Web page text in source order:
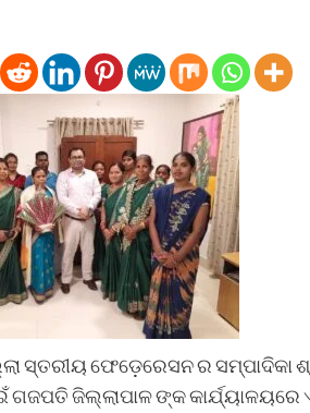
ସ୍ତରୀୟ ଫେଡ଼େରେସନ ର ସମ୍ପାଦିକା
ଗଜପତି ଜିଲ୍ଲାପାଳ ଙ୍କ କାର୍ଯ୍ୟାଳୟରେ